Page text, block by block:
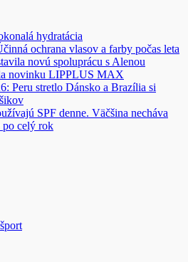
hydratácia
ochrana vlasov a farby počas leta
novú spoluprácu s Alenou
novinku LIPPLUS MAX
Peru stretlo Dánsko a Brazília si
SPF denne. Väčšina necháva
po celý rok